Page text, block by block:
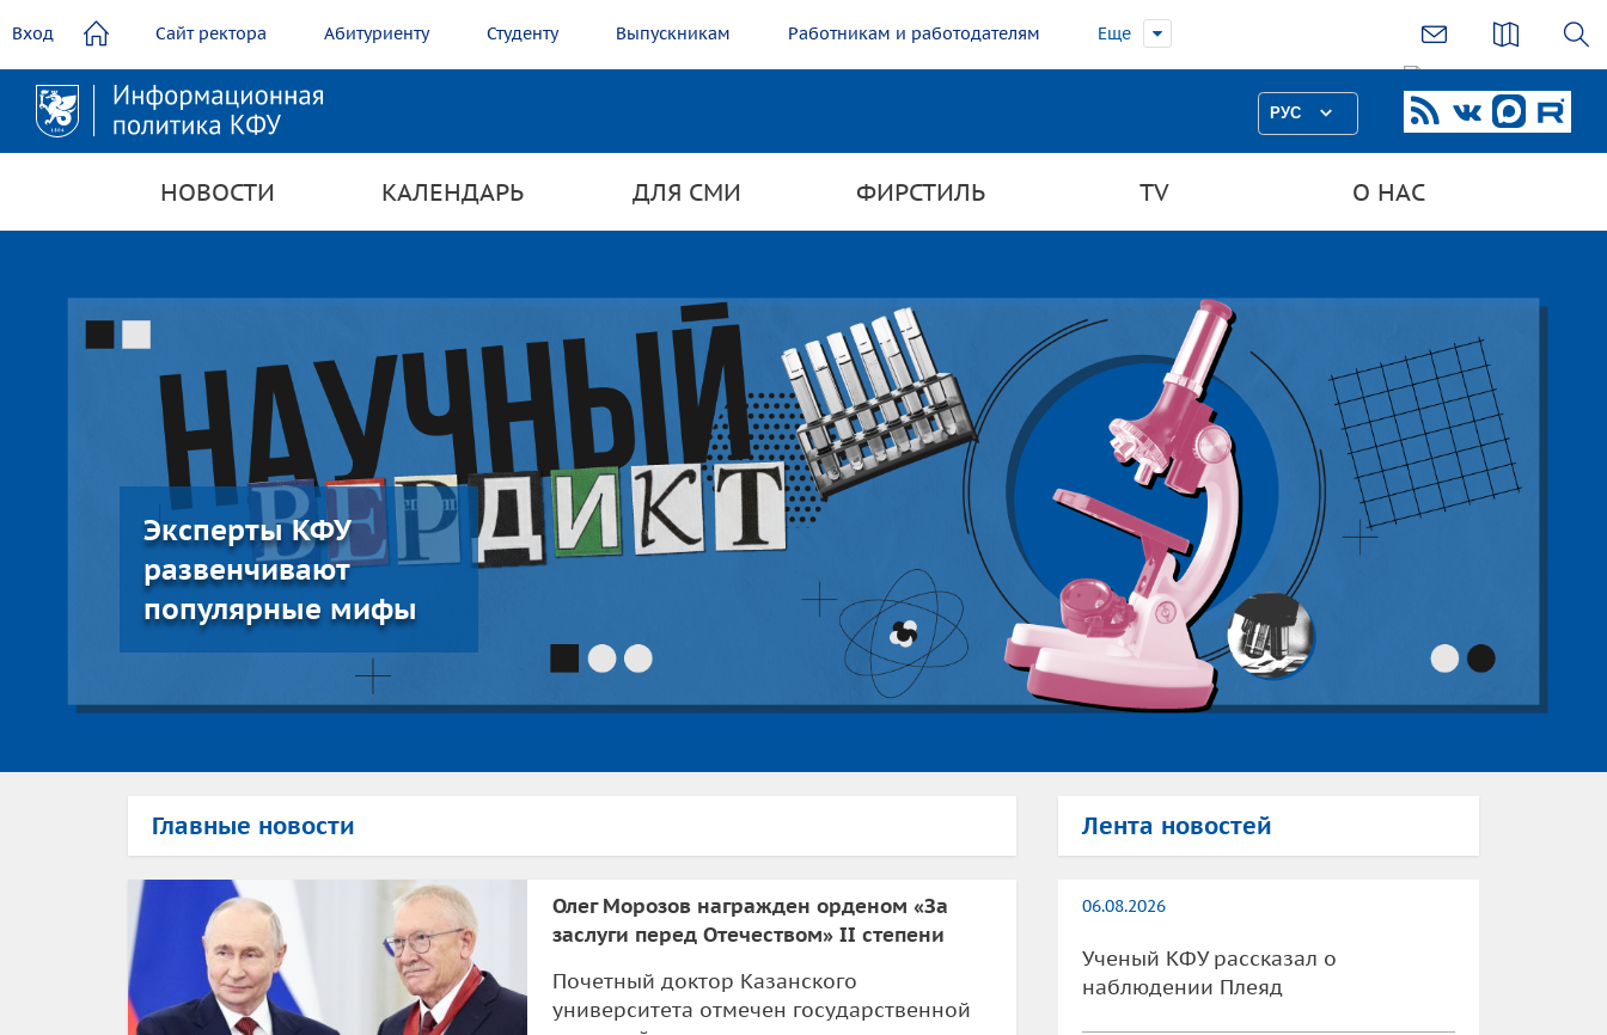
содержанию
Вход Сайт ректора Абитуриенту Студенту Выпускникам Работникам и работодателям Еще
РУС
НОВОСТИ КАЛЕНДАРЬ ДЛЯ СМИ ФИРСТИЛЬ TV О НАС
Эксперты КФУ
развенчивают
популярные мифы
Главные новости
Олег Морозов награжден орденом «За
заслуги перед Отечеством» II степени
Почетный доктор Казанского
университета отмечен государственной
Лента новостей
06.08.2026
Ученый КФУ рассказал о
наблюдении Плеяд